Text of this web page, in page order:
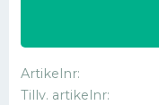
Artikelnr
Tillv. artikelnr